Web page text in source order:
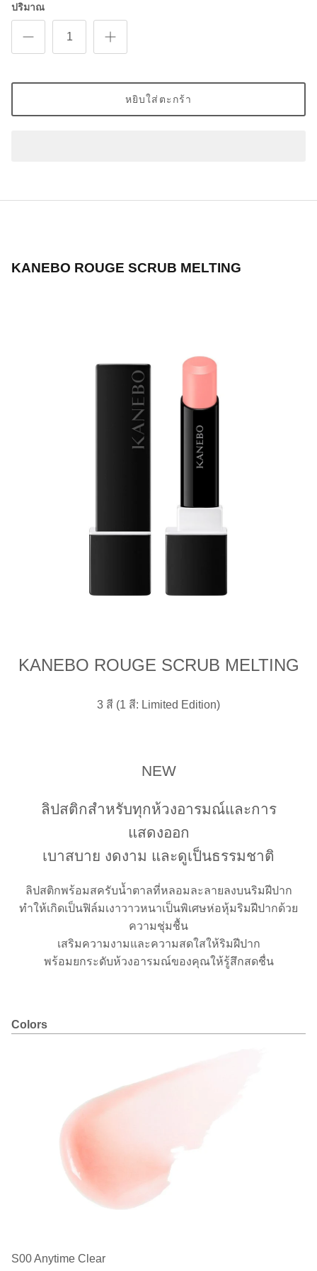
ปริมาณ
หยิบใส่ตะกร้า
KANEBO ROUGE SCRUB MELTING
KANEBO ROUGE SCRUB MELTING
3 สี (1 สี: Limited Edition)
NEW
ลิปสติกสำหรับทุกห้วงอารมณ์และการ
แสดงออก
เบาสบาย งดงาม และดูเป็นธรรมชาติ
ลิปสติกพร้อมสครับน้ำตาลที่หลอมละลายลงบนริมฝีปาก
ทำให้เกิดเป็นฟิล์มเงาวาวหนาเป็นพิเศษห่อหุ้มริมฝีปากด้วย
ความชุ่มชื้น
เสริมความงามและความสดใสให้ริมฝีปาก
พร้อมยกระดับห้วงอารมณ์ของคุณให้รู้สึกสดชื่น
Colors
S00 Anytime Clear